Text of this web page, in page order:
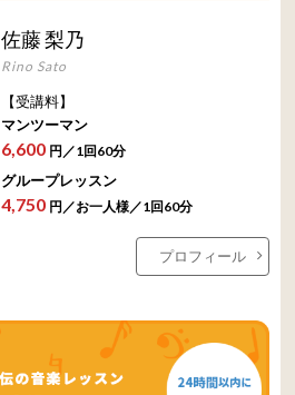
佐藤 梨乃
Rino Sato
【受講料】
マンツーマン
6,600 円／1回60分
グループレッスン
4,750 円／お一人様／1回60分
プロフィール